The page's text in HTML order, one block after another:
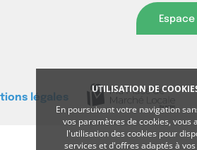
UTILISATION DE
En poursuivant votre navigation
vos paramètres de cookies, vous
l'utilisation des cookies pour
services et d'offres adaptés à
légales